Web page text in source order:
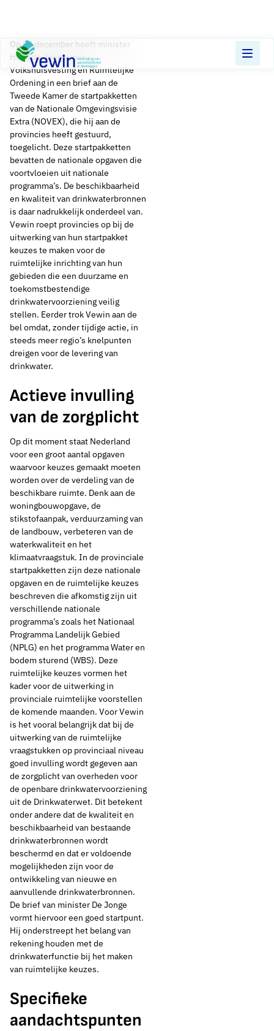
Direct naar content
Terug naar de startpagina
NOVEX: provincies
nu aan zet voor
zekerstellen
drinkwatervoorziening
21 december 2022
Thema's:
Drinkwaterbronnen
Op 12 december heeft minister
Hugo de Jonge voor
Volkshuisvesting en Ruimtelijke
Ordening in een brief aan de
Tweede Kamer de startpakketten
van de Nationale Omgevingsvisie
Extra (NOVEX), die hij aan de
provincies heeft gestuurd,
toegelicht. Deze startpakketten
bevatten de nationale opgaven die
voortvloeien uit nationale
programma’s. De beschikbaarheid
en kwaliteit van drinkwaterbronnen
is daar nadrukkelijk onderdeel van.
Vewin roept provincies op bij de
uitwerking van hun startpakket
keuzes te maken voor de
ruimtelijke inrichting van hun
gebieden die een duurzame en
toekomstbestendige
drinkwatervoorziening veilig
stellen. Eerder trok Vewin aan de
bel omdat, zonder tijdige actie, in
steeds meer regio’s knelpunten
dreigen voor de levering van
drinkwater.
Actieve invulling
van de zorgplicht
Op dit moment staat Nederland
voor een groot aantal opgaven
waarvoor keuzes gemaakt moeten
worden over de verdeling van de
beschikbare ruimte. Denk aan de
woningbouwopgave, de
stikstofaanpak, verduurzaming van
de landbouw, verbeteren van de
waterkwaliteit en het
klimaatvraagstuk. In de provinciale
startpakketten zijn deze nationale
opgaven en de ruimtelijke keuzes
beschreven die afkomstig zijn uit
verschillende nationale
programma’s zoals het Nationaal
Programma Landelijk Gebied
(NPLG) en het programma Water en
bodem sturend (WBS). Deze
ruimtelijke keuzes vormen het
kader voor de uitwerking in
provinciale ruimtelijke voorstellen
de komende maanden. Voor Vewin
is het vooral belangrijk dat bij de
uitwerking van de ruimtelijke
vraagstukken op provinciaal niveau
goed invulling wordt gegeven aan
de zorgplicht van overheden voor
de openbare drinkwatervoorziening
uit de Drinkwaterwet. Dit betekent
onder andere dat de kwaliteit en
beschikbaarheid van bestaande
drinkwaterbronnen wordt
beschermd en dat er voldoende
mogelijkheden zijn voor de
ontwikkeling van nieuwe en
aanvullende drinkwaterbronnen.
De brief van minister De Jonge
vormt hiervoor een goed startpunt.
Hij onderstreept het belang van
rekening houden met de
drinkwaterfunctie bij het maken
van ruimtelijke keuzes.
Specifieke
aandachtspunten